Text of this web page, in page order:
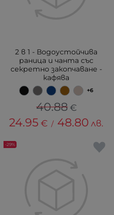
2 в 1 - Водоустойчива
раница и чанта със
секретно закопчаване -
кафява
+6
40.88 €
24.95 € / 48.80 лв.
-29%